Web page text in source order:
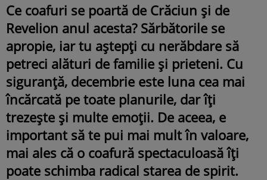
Ce coafuri se poartă de Crăciun și de
Revelion anul acesta? Sărbătorile se
apropie, iar tu aștepți cu nerăbdare să
petreci alături de familie și prieteni. Cu
siguranță, decembrie este luna cea mai
încărcată pe toate planurile, dar îți
trezește și multe emoții. De aceea, e
important să te pui mai mult în valoare,
mai ales că o coafură spectaculoasă îți
poate schimba radical starea de spirit.